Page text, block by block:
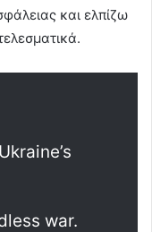
και ελπίζω
war.